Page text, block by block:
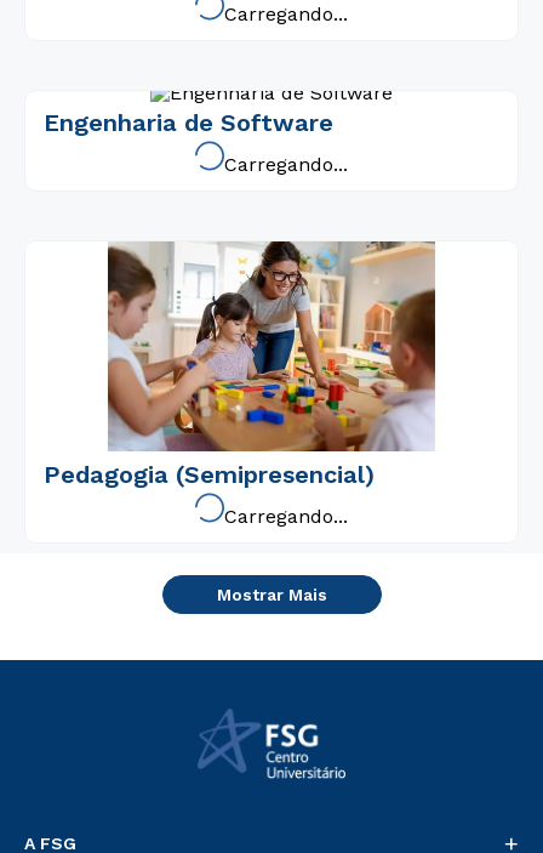
Carregando...
Engenharia de Software
Carregando...
Pedagogia (Semipresencial)
Carregando...
Mostrar Mais
A FSG +